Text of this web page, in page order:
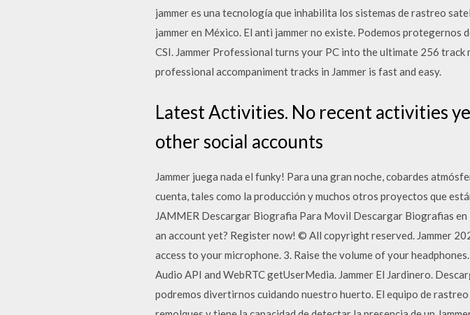
jammer es una tecnología que inhabilita los sistemas de rastreo
jammer en México. El anti jammer no existe. Podemos protegernos
CSI. Jammer Professional turns your PC into the ultimate 256
professional accompaniment tracks in Jammer is fast and easy.
Latest Activities. No recent activities
other social accounts
Jammer juega nada el funky! Para una gran noche, cobardes
cuenta, tales como la producción y muchos otros proyectos que
JAMMER Descargar Biografia Para Movil Descargar Biografias
an account yet? Register now! © All copyright reserved. Jammer
access to your microphone. 3. Raise the volume of your
Audio API and WebRTC getUserMedia. Jammer El Jardinero.
podremos divertirnos cuidando nuestro huerto. El equipo de